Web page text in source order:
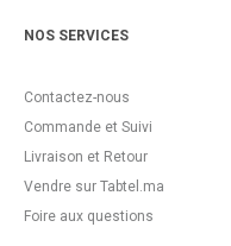
NOS SERVICES
Contactez-nous
Commande et Suivi
Livraison et Retour
Vendre sur Tabtel.ma
Foire aux questions